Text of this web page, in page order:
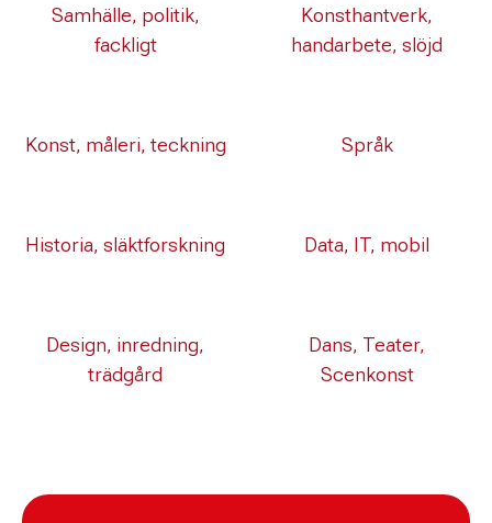
Samhälle, politik,
fackligt
Konsthantverk,
handarbete, slöjd
Konst, måleri, teckning Språk
Historia, släktforskning Data, IT, mobil
Design, inredning,
trädgård
Dans, Teater,
Scenkonst